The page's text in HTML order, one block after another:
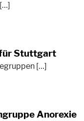
für Stuttgart
[…]
Anorexie